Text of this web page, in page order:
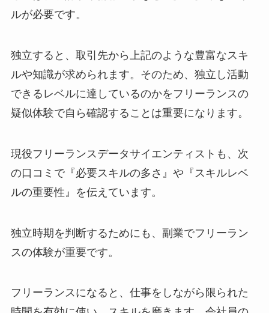
ルが必要です。
独立すると、取引先から上記のような豊富なスキ
ルや知識が求められます。そのため、独立し活動
できるレベルに達しているのかをフリーランスの
疑似体験で自ら確認することは重要になります。
現役フリーランスデータサイエンティストも、次
の口コミで『必要スキルの多さ』や『スキルレベ
ルの重要性』を伝えています。
独立時期を判断するためにも、副業でフリーラン
スの体験が重要です。
フリーランスになると、仕事をしながら限られた